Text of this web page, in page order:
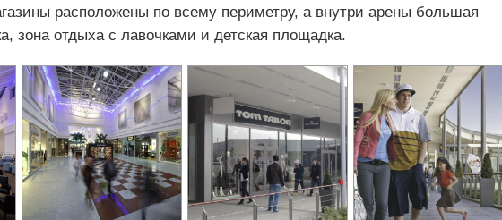
расположены по всему периметру, а внутри арены большая
зона отдыха с лавочками и детская площадка.